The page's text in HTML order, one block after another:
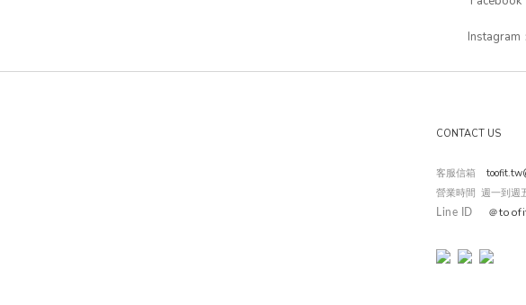
Instagram
CONTACT US
客服信箱
營業時間 週一到
Line ID ＠